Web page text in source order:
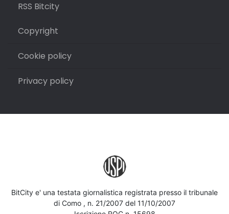
RSS Bitcity
Copyright
Cookie policy
Privacy policy
BitCity e' una testata giornalistica registrata presso il tribunale
di Como , n. 21/2007 del 11/10/2007